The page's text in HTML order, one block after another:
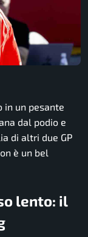
in un pesante
dal podio e
di altri due GP
è un bel
lento: il